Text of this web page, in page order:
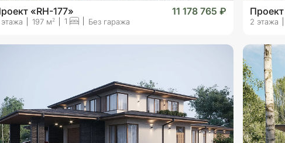
«RH-177» 11 178 765 ₽
197 м2 1 Без гаража 2 этажа